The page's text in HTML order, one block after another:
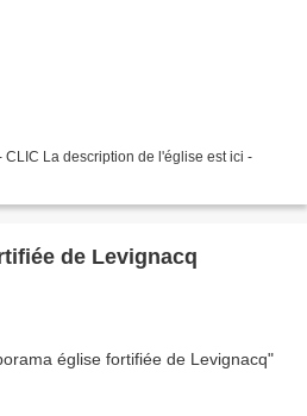
La description de l'église est ici -
de Levignacq